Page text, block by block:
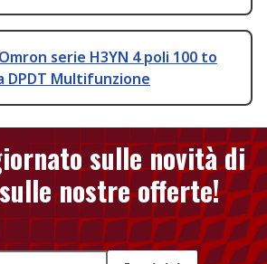
serie H3YN 4 poli 100 to
DPDT Multifunzione
sulle novità di
nostre offerte!